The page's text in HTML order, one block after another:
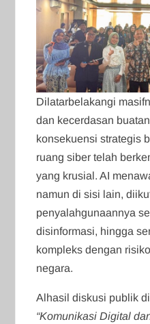
Dilatarbelakangi
dan kecerdasan
konsekuensi strategis
ruang siber telah
yang krusial. AI
namun di sisi lain,
penyalahgunaannya
disinformasi, hingga
kompleks dengan
negara.
Alhasil diskusi publik
“Komunikasi Digital